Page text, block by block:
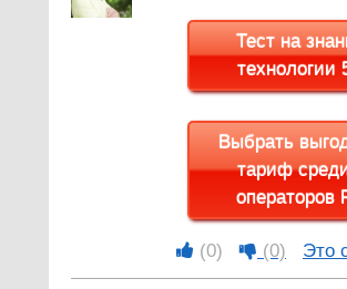
Тест на
технологии
Выбрать
тариф
операторов
(0) (0) Это